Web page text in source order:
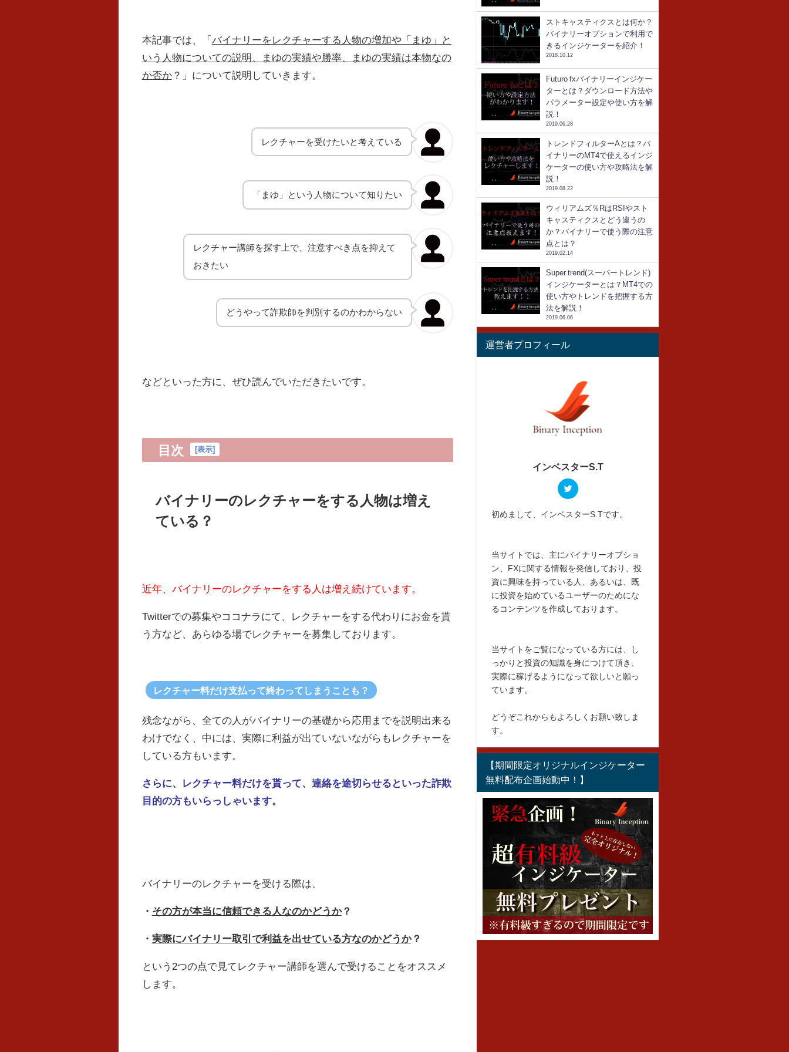
本記事では、「 バイナリーをレクチャーする人物の増加や「まゆ」と
いう人物についての説明、まゆの実績や勝率、まゆの実績は本物なの
か否か？」について説明していきます。
レクチャーを受けたいと考えている
「まゆ」という人物について知りたい
レクチャー講師を探す上で、注意すべき点を抑えて
おきたい
どうやって詐欺師を判別するのかわからない
などといった方に、ぜひ読んでいただきたいです。
目次 [表示]
バイナリーのレクチャーをする人物は増え
ている？
近年、バイナリーのレクチャーをする人は増え続けています。
Twitterでの募集やココナラにて、レクチャーをする代わりにお金を貰
う方など、あらゆる場でレクチャーを募集しております。
レクチャー料だけ支払って終わってしまうことも？
残念ながら、全ての人がバイナリーの基礎から応用までを説明出来る
わけでなく、中には、実際に利益が出ていないながらもレクチャーを
している方もいます。
さらに、レクチャー料だけを貰って、連絡を途切らせるといった詐欺
目的の方もいらっしゃいます。
バイナリーのレクチャーを受ける際は、
・ その方が本当に信頼できる人なのかどうか？
・ 実際にバイナリー取引で利益を出せている方なのかどうか？
という2つの点で見てレクチャー講師を選んで受けることをオススメ
します。
ストキャスティクスとは何か？
バイナリーオプションで利用で
きるインジケーターを紹介！
2018.10.12
Futuro fxバイナリーインジケー
ターとは？ダウンロード方法や
パラメーター設定や使い方を解
説！
2019.06.28
トレンドフィルターAとは？バ
イナリーのMT4で使えるインジ
ケーターの使い方や攻略法を解
説！
2019.08.22
ウィリアムズ％RはRSIやスト
キャスティクスとどう違うの
か？バイナリーで使う際の注意
点とは？
2019.02.14
Super trend(スーパートレンド)
インジケーターとは？MT4での
使い方やトレンドを把握する方
法を解説！
2019.06.06
運営者プロフィール
インベスターS.T
初めまして、インベスターS.Tです。
当サイトでは、主にバイナリーオプショ
ン、FXに関する情報を発信しており、投
資に興味を持っている人、あるいは、既
に投資を始めているユーザーのためにな
るコンテンツを作成しております。
当サイトをご覧になっている方には、し
っかりと投資の知識を身につけて頂き、
実際に稼げるようになって欲しいと願っ
ています。
どうぞこれからもよろしくお願い致しま
す。
【期間限定オリジナルインジケーター
無料配布企画始動中！】